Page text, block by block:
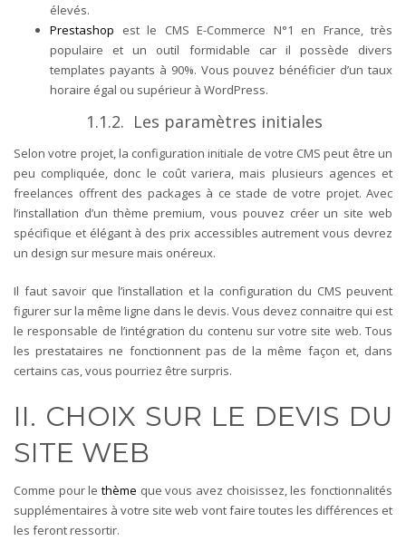
élevés.
Prestashop est le CMS E-Commerce N°1 en France, très
populaire et un outil formidable car il possède divers
templates payants à 90%. Vous pouvez bénéficier d’un taux
horaire égal ou supérieur à WordPress.
1.1.2. Les paramètres initiales
Selon votre projet, la configuration initiale de votre CMS peut être un
peu compliquée, donc le coût variera, mais plusieurs agences et
freelances offrent des packages à ce stade de votre projet. Avec
l’installation d’un thème premium, vous pouvez créer un site web
spécifique et élégant à des prix accessibles autrement vous devrez
un design sur mesure mais onéreux.
Il faut savoir que l’installation et la configuration du CMS peuvent
figurer sur la même ligne dans le devis. Vous devez connaitre qui est
le responsable de l’intégration du contenu sur votre site web. Tous
les prestataires ne fonctionnent pas de la même façon et, dans
certains cas, vous pourriez être surpris.
II. CHOIX SUR LE DEVIS DU
SITE WEB
Comme pour le thème que vous avez choisissez, les fonctionnalités
supplémentaires à votre site web vont faire toutes les différences et
les feront ressortir.